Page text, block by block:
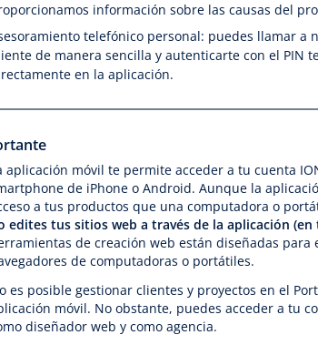
información sobre las causas del
telefónico personal: puedes llamar a
de manera sencilla y autenticarte con el PIN
en la aplicación.
aplicación móvil te permite acceder a tu cuenta
de iPhone o Android. Aunque la
a tus productos que una computadora o
edites tus sitios web a través de la aplicación
de creación web están diseñadas para
de computadoras o portátiles.
es posible gestionar clientes y proyectos en el
móvil. No obstante, puedes acceder a tu
diseñador web y como agencia.